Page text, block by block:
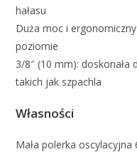
hałasu
Duża moc i
poziomie
3/8″ (10 mm): doskonała
takich jak szpachla
Własności
Mała polerka oscylacyjna